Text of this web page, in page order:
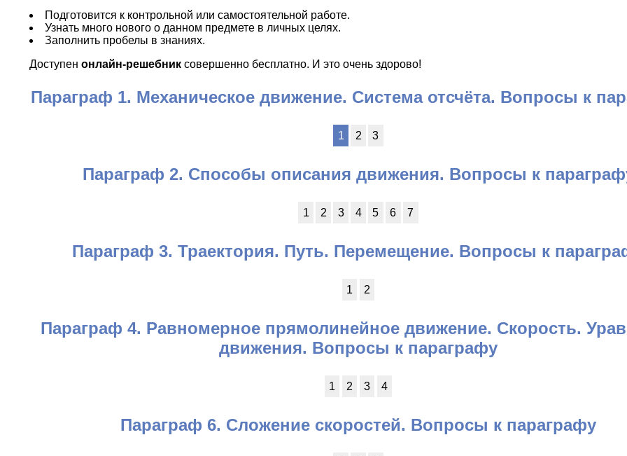
Подготовится к контрольной или самостоятельной работе.
Узнать много нового о данном предмете в личных целях.
Заполнить пробелы в знаниях.
Доступен онлайн-решебник совершенно бесплатно. И это очень здорово!
Параграф 1. Механическое движение. Система отсчёта. Вопросы к
1 2 3
Параграф 2. Способы описания движения. Вопросы к
1 2 3 4 5 6 7
Параграф 3. Траектория. Путь. Перемещение. Вопросы к
1 2
Параграф 4. Равномерное прямолинейное движение. Скорость.
движения. Вопросы к параграфу
1 2 3 4
Параграф 6. Сложение скоростей. Вопросы к параграфу